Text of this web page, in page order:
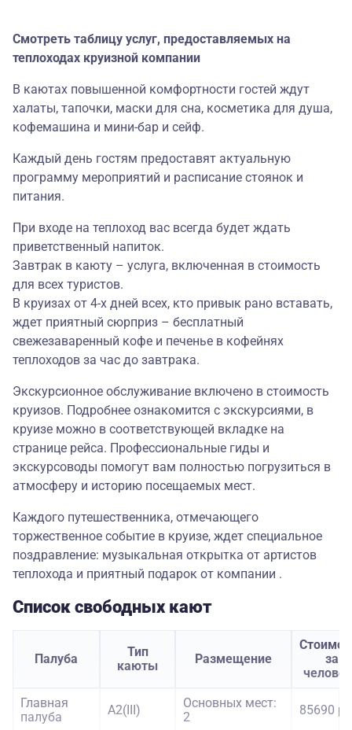
Смотреть таблицу услуг, предоставляемых на
теплоходах круизной компании
В каютах повышенной комфортности гостей ждут
халаты, тапочки, маски для сна, косметика для душа,
кофемашина и мини-бар и сейф.
Каждый день гостям предоставят актуальную
программу мероприятий и расписание стоянок и
питания.
При входе на теплоход вас всегда будет ждать
приветственный напиток.
Завтрак в каюту – услуга, включенная в стоимость
для всех туристов.
В круизах от 4-х дней всех, кто привык рано вставать,
ждет приятный сюрприз – бесплатный
свежезаваренный кофе и печенье в кофейнях
теплоходов за час до завтрака.
Экскурсионное обслуживание включено в стоимость
круизов. Подробнее ознакомится с экскурсиями, в
круизе можно в соответствующей вкладке на
странице рейса. Профессиональные гиды и
экскурсоводы помогут вам полностью погрузиться в
атмосферу и историю посещаемых мест.
Каждого путешественника, отмечающего
торжественное событие в круизе, ждет специальное
поздравление: музыкальная открытка от артистов
теплохода и приятный подарок от компании .
Список свободных кают
Палуба
Тип
каюты
Размещение
за
Главная
палуба
А2(III)
Основных мест:
2
85690